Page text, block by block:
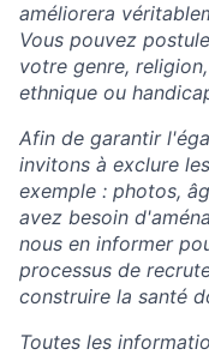
améliorera
Vous pouvez
votre genre,
ethnique ou
Afin de garantir
invitons à exclure
exemple : photos,
avez besoin
nous en informer
processus de
construire la santé
Toutes les